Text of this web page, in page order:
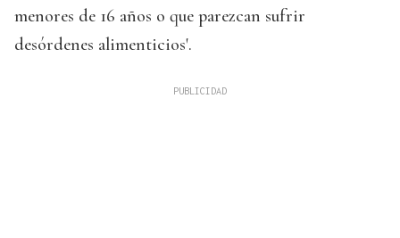
menores de 16 años o que parezcan sufrir
desórdenes alimenticios'.